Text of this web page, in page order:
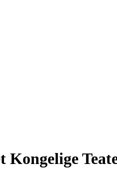
Kongelige